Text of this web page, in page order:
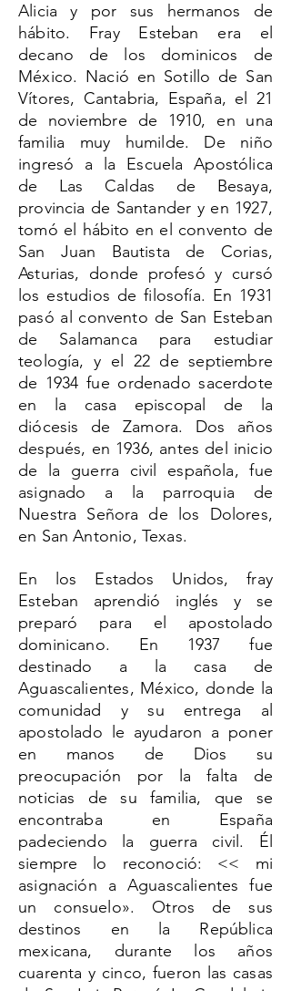
Alicia y por sus hermanos de
hábito. Fray Esteban era el
decano de los dominicos de
México. Nació en Sotillo de San
Vítores, Cantabria, España, el 21
de noviembre de 1910, en una
familia muy humilde. De niño
ingresó a la Escuela Apostólica
de Las Caldas de Besaya,
provincia de Santander y en 1927,
tomó el hábito en el convento de
San Juan Bautista de Corias,
Asturias, donde profesó y cursó
los estudios de filosofía. En 1931
pasó al convento de San Esteban
de Salamanca para estudiar
teología, y el 22 de septiembre
de 1934 fue ordenado sacerdote
en la casa episcopal de la
diócesis de Zamora. Dos años
después, en 1936, antes del inicio
de la guerra civil española, fue
asignado a la parroquia de
Nuestra Señora de los Dolores,
en San Antonio, Texas.
En los Estados Unidos, fray
Esteban aprendió inglés y se
preparó para el apostolado
dominicano. En 1937 fue
destinado a la casa de
Aguascalientes, México, donde la
comunidad y su entrega al
apostolado le ayudaron a poner
en manos de Dios su
preocupación por la falta de
noticias de su familia, que se
encontraba en España
padeciendo la guerra civil. Él
siempre lo reconoció: << mi
asignación a Aguascalientes fue
un consuelo». Otros de sus
destinos en la República
mexicana, durante los años
cuarenta y cinco, fueron las casas